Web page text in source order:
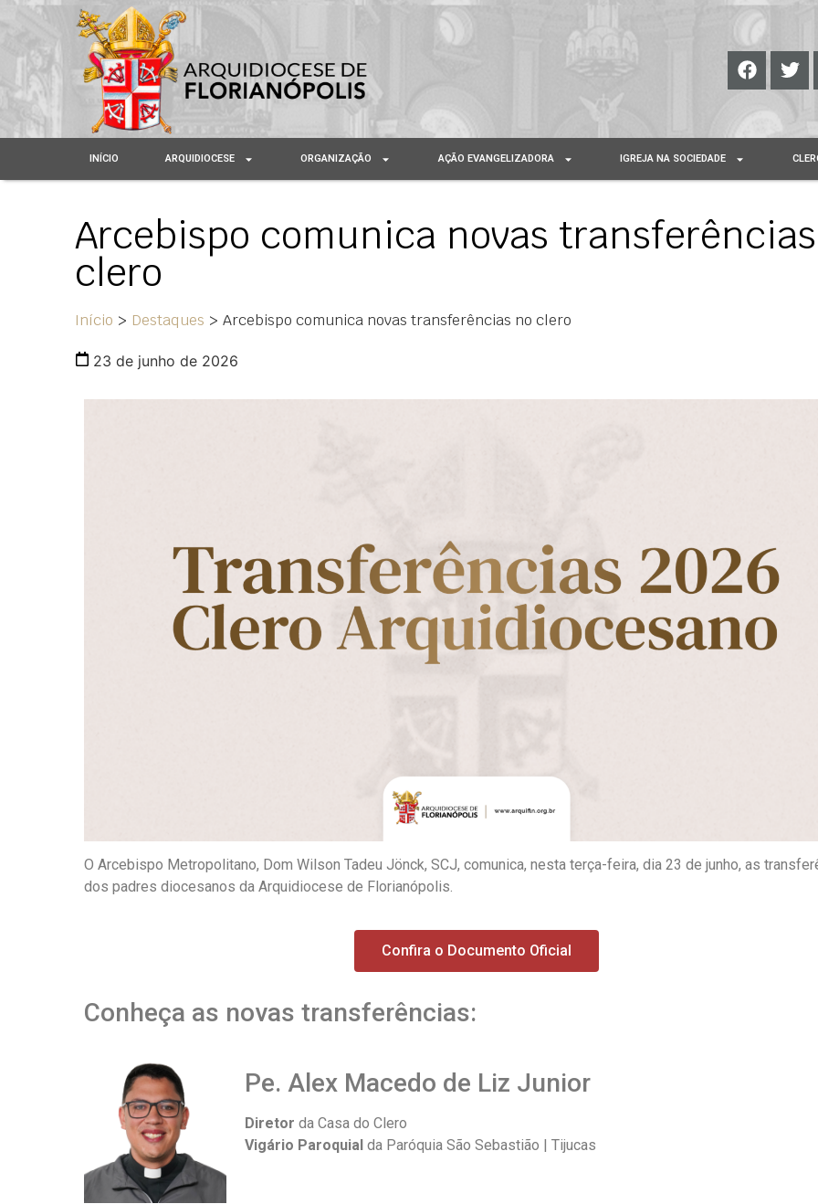
INÍCIO ARQUIDIOCESE ORGANIZAÇÃO AÇÃO EVANGELIZADORA IGREJA NA SOCIEDADE
Arcebispo comunica novas
clero
Início > Destaques > Arcebispo comunica novas transferências no clero
23 de junho de 2026
O Arcebispo Metropolitano, Dom Wilson Tadeu Jönck, SCJ, comunica, nesta terça-feira, dia 23 de junho, as
dos padres diocesanos da Arquidiocese de Florianópolis.
Confira o Documento Oficial
Conheça as novas transferências:
Pe. Alex Macedo de Liz Junior
Diretor da Casa do Clero
Vigário Paroquial da Paróquia São Sebastião | Tijucas